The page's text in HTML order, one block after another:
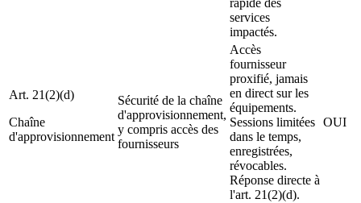
rapide des
services
impactés.
Art. 21(2)(d)
Chaîne
d'approvisionnement
Sécurité de la chaîne
d'approvisionnement,
y compris accès des
fournisseurs
Accès
fournisseur
proxifié, jamais
en direct sur les
équipements.
Sessions limitées
dans le temps,
enregistrées,
révocables.
Réponse directe à
l'art. 21(2)(d).
OUI